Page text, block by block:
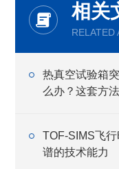
相关
RELATED
热真空试验箱
么办？这套方
TOF-SIMS飞
谱的技术能力